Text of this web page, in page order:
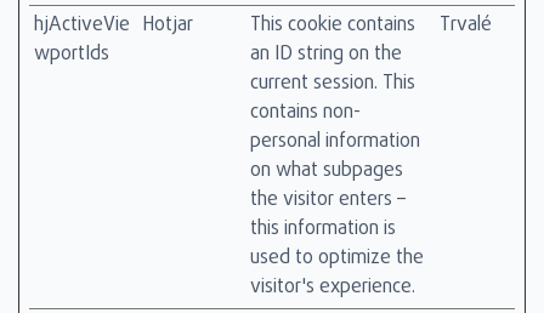
hjActiveVie
wportIds
Hotjar
This cookie contains
an ID string on the
current session. This
contains non-
personal information
on what subpages
the visitor enters –
this information is
used to optimize the
visitor's experience.
Trvalé